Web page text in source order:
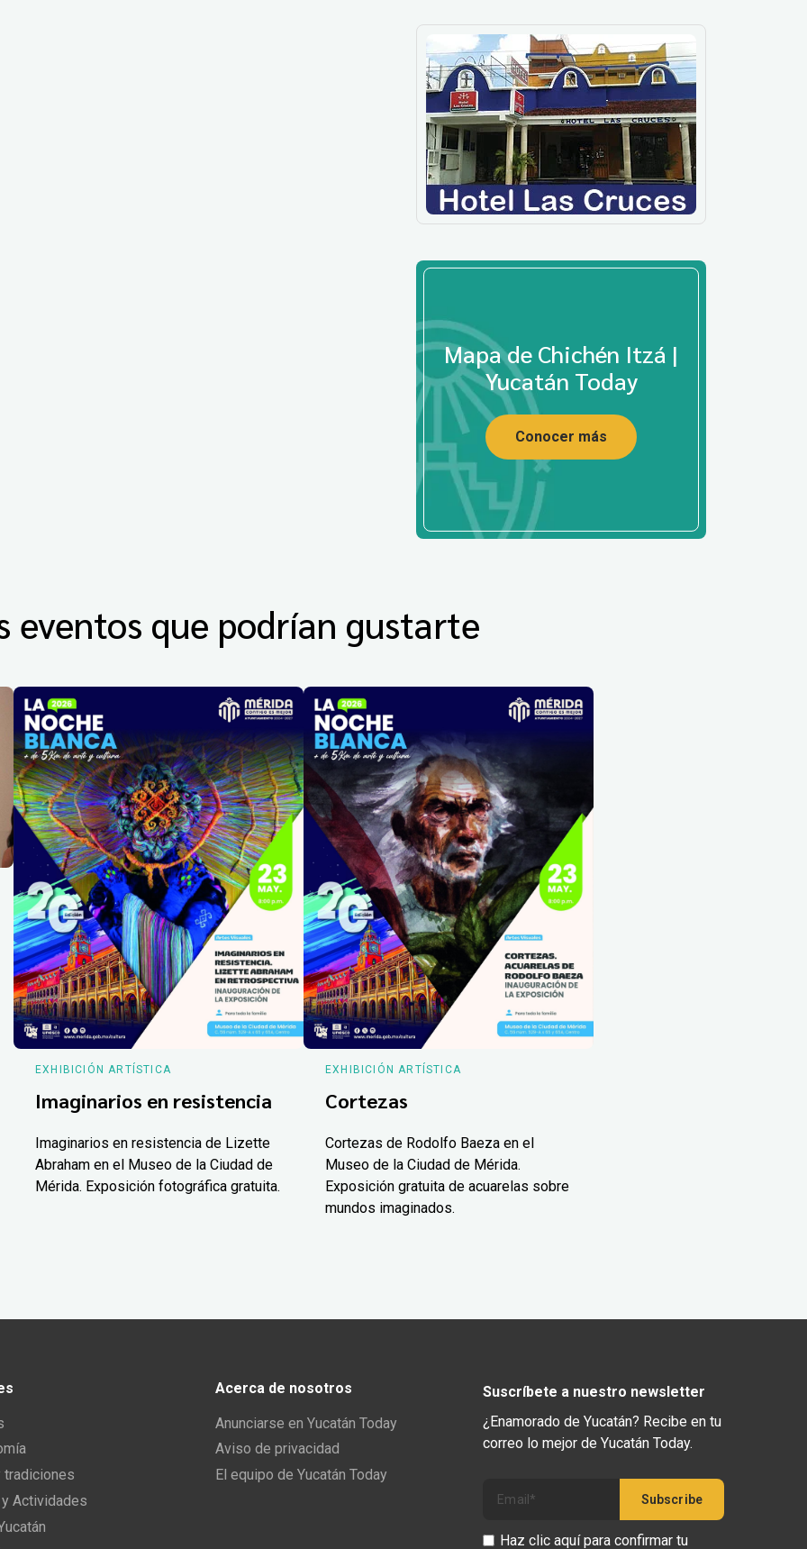
Mapa de Chichén Itzá |
Yucatán Today
Conocer más
eventos que podrían gustarte
EXHIBICIÓN ARTÍSTICA
Imaginarios en resistencia
Imaginarios en resistencia de Lizette
Abraham en el Museo de la Ciudad de
Mérida. Exposición fotográfica gratuita.
EXHIBICIÓN ARTÍSTICA
Cortezas
Cortezas de Rodolfo Baeza en el
Museo de la Ciudad de Mérida.
Exposición gratuita de acuarelas sobre
mundos imaginados.
tradiciones
Actividades
Acerca de nosotros
Anunciarse en Yucatán Today
Aviso de privacidad
El equipo de Yucatán Today
Suscríbete a nuestro newsletter
¿Enamorado de Yucatán? Recibe en tu
correo lo mejor de Yucatán Today.
Haz clic aquí para confirmar tu